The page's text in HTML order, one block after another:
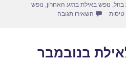
, נופש באילת ברגע האחרון, נופש
טיסות השאירו תגובה
בנובמבר